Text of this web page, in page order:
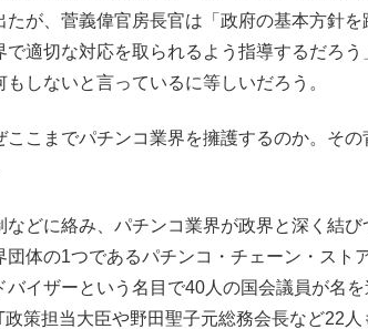
たが、菅義偉官房長官は「政府の基本方針
で適切な対応を取られるよう指導するだろう
しないと言っているに等しいだろう。
こまでパチンコ業界を擁護するのか。その
などに絡み、パチンコ業界が政界と深く結
団体の1つであるパチンコ・チェーン・スト
バイザーという名目で40人の国会議員が名
策担当大臣や野田聖子元総務会長など22